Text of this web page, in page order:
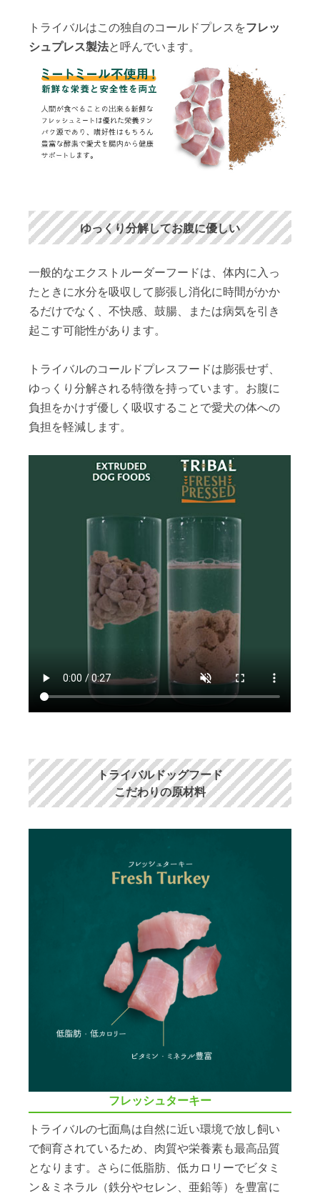
トライバルはこの独自のコールドプレスをフレッ
シュプレス製法と呼んでいます。
ゆっくり分解してお腹に優しい
一般的なエクストルーダーフードは、体内に入っ
たときに水分を吸収して膨張し消化に時間がかか
るだけでなく、不快感、鼓腸、または病気を引き
起こす可能性があります。
トライバルのコールドプレスフードは膨張せず、
ゆっくり分解される特徴を持っています。お腹に
負担をかけず優しく吸収することで愛犬の体への
負担を軽減します。
トライバルドッグフード
こだわりの原材料
フレッシュターキー
トライバルの七面鳥は自然に近い環境で放し飼い
で飼育されているため、肉質や栄養素も最高品質
となります。さらに低脂肪、低カロリーでビタミ
ン＆ミネラル（鉄分やセレン、亜鉛等）を豊富に